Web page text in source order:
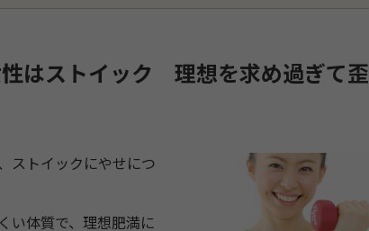
はストイック 理想を求め過ぎて歪
ストイックにやせにつ
い体質で、理想肥満に